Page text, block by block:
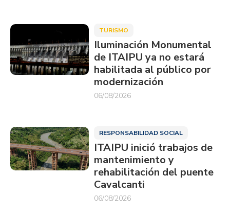
TURISMO
Iluminación Monumental
de ITAIPU ya no estará
habilitada al público por
modernización
06/08/2026
RESPONSABILIDAD SOCIAL
ITAIPU inició trabajos de
mantenimiento y
rehabilitación del puente
Cavalcanti
06/08/2026